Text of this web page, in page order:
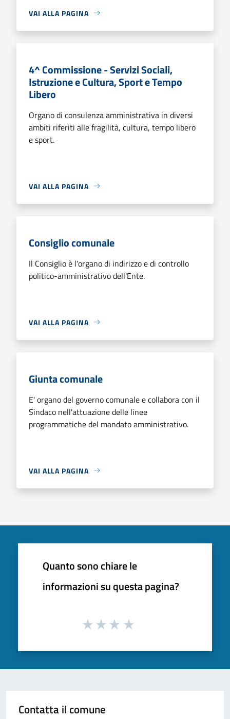
VAI ALLA PAGINA
4^ Commissione - Servizi Sociali,
Istruzione e Cultura, Sport e Tempo
Libero
Organo di consulenza amministrativa in diversi
ambiti riferiti alle fragilità, cultura, tempo libero
e sport.
VAI ALLA PAGINA
Consiglio comunale
Il Consiglio è l'organo di indirizzo e di controllo
politico-amministrativo dell’Ente.
VAI ALLA PAGINA
Giunta comunale
E' organo del governo comunale e collabora con il
Sindaco nell'attuazione delle linee
programmatiche del mandato amministrativo.
VAI ALLA PAGINA
Quanto sono chiare le
informazioni su questa pagina?
Contatta il comune